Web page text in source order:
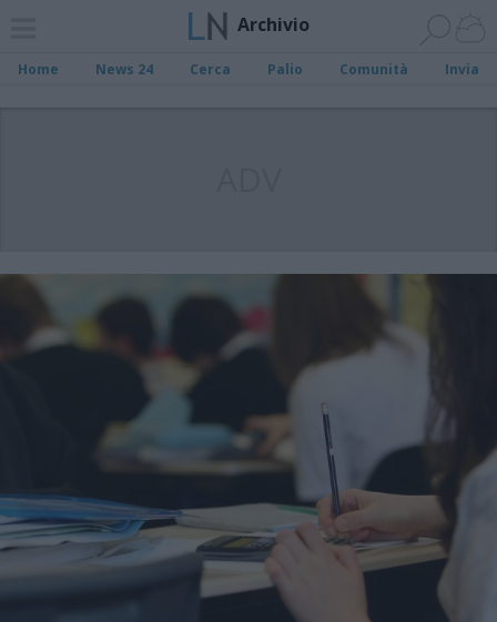
Archivio
Home News 24 Cerca Palio Comunità Invia